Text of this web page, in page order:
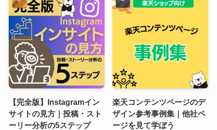
【完全版】Instagramイン
サイトの見方｜投稿・スト
ーリー分析の5ステップ
楽天コンテンツページのデ
ザイン参考事例集｜他社ペ
ージを見て学ぼう